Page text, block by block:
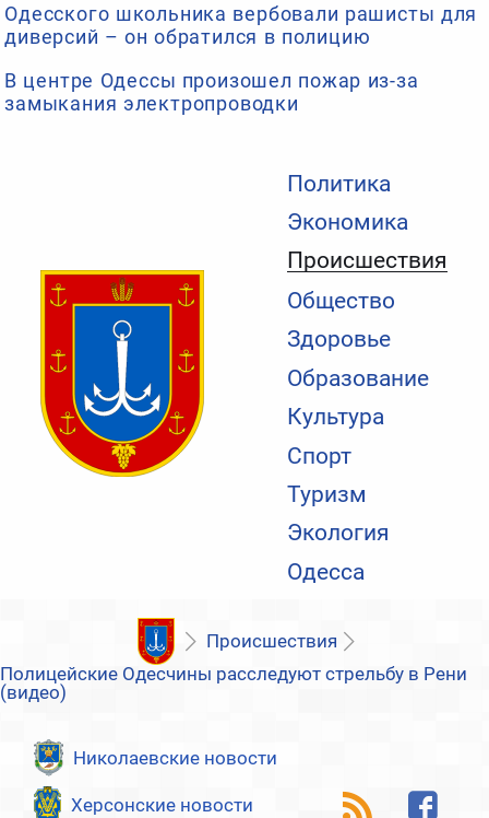
Политика
Экономика
Происшествия
Общество
Здоровье
Образование
Культура
Спорт
Туризм
Экология
Одесса
Одесского школьника вербовали рашисты для
диверсий – он обратился в полицию
В центре Одессы произошел пожар из-за
замыкания электропроводки
Происшествия
Полицейские Одесчины расследуют стрельбу в Рени
(видео)
Николаевские новости
Херсонские новости